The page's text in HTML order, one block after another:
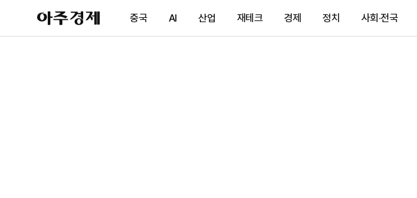
아
주
제
중국 AI 산업 재테크 경제 정치 사회·전국